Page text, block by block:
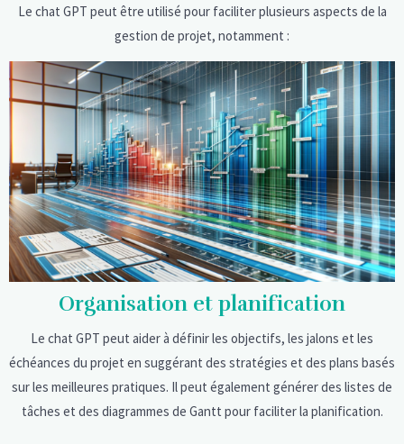
Le chat GPT peut être utilisé pour faciliter plusieurs aspects de la
gestion de projet, notamment :
Organisation et planification
Le chat GPT peut aider à définir les objectifs, les jalons et les
échéances du projet en suggérant des stratégies et des plans basés
sur les meilleures pratiques. Il peut également générer des listes de
tâches et des diagrammes de Gantt pour faciliter la planification.